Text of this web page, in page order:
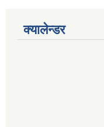
क्यालेन्डर